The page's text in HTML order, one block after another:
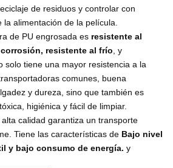
de residuos y controlar con
alimentación de la película.
de PU engrosada es resistente al
resistente al frío , y
solo tiene una mayor resistencia a la
comunes, buena
y dureza, sino que también es
higiénica y fácil de limpiar.
calidad garantiza un transporte
Tiene las características de Bajo nivel
y bajo consumo de energía. y